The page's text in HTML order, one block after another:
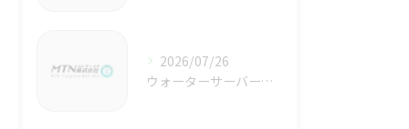
2026/07/26
ウォーターサーバーで炭酸水と環境対応を両立する東京都三鷹市での新しい選択肢